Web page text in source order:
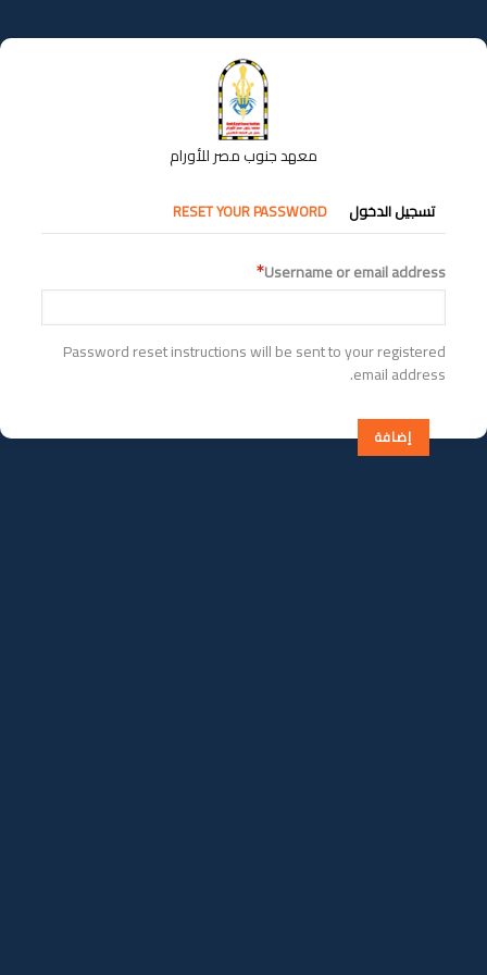
إلى
المحتوى
معهد جنوب مصر للأورام
التبويبات
الأساسية
تسجيل الدخول RESET YOUR PASSWORD
Username or email address
Password reset instructions will be sent to your registered
email address.